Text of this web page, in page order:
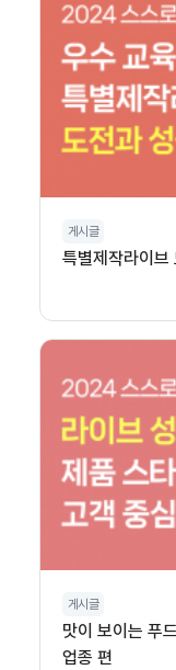
게시글
특별제작라이브
게시글
맛이 보이는 푸
업종 편